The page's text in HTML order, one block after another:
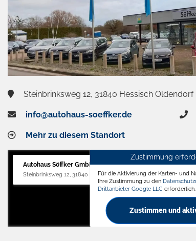
Steinbrinksweg 12, 31840 Hessisch Oldendorf
info@autohaus-soeffker.de
Mehr zu diesem Standort
Autohaus Söffker GmbH
Steinbrinksweg 12, 31840 Hessisch Oldendorf
Zustimmung
Für die Aktivierung der Karten- und
Ihre Zustimmung zu den
Drittanbieter Google LLC erforderlich.
Zustimmen und